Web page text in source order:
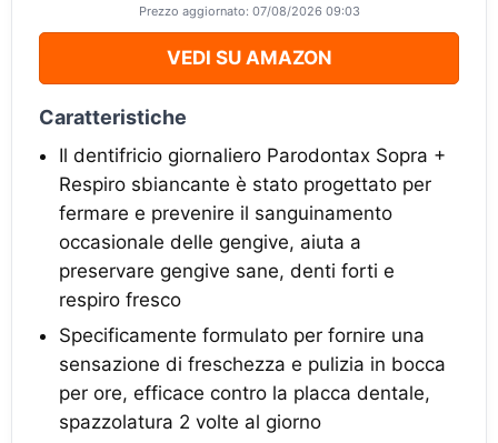
Prezzo aggiornato: 07/08/2026 09:03
VEDI SU AMAZON
Caratteristiche
Il dentifricio giornaliero Parodontax Sopra +
Respiro sbiancante è stato progettato per
fermare e prevenire il sanguinamento
occasionale delle gengive, aiuta a
preservare gengive sane, denti forti e
respiro fresco
Specificamente formulato per fornire una
sensazione di freschezza e pulizia in bocca
per ore, efficace contro la placca dentale,
spazzolatura 2 volte al giorno